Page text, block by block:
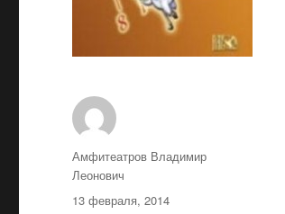
Автор
Амфитеатров Владимир
Леонович
Опубликовано
13 февраля, 2014